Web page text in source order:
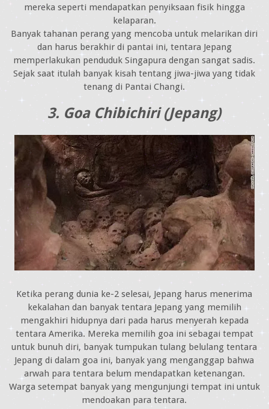
mereka seperti mendapatkan penyiksaan fisik hingga
kelaparan.
Banyak tahanan perang yang mencoba untuk melarikan diri
dan harus berakhir di pantai ini, tentara Jepang
memperlakukan penduduk Singapura dengan sangat sadis.
Sejak saat itulah banyak kisah tentang jiwa-jiwa yang tidak
tenang di Pantai Changi.
3. Goa Chibichiri (Jepang)
Ketika perang dunia ke-2 selesai, Jepang harus menerima
kekalahan dan banyak tentara Jepang yang memilih
mengakhiri hidupnya dari pada harus menyerah kepada
tentara Amerika. Mereka memilih goa ini sebagai tempat
untuk bunuh diri, banyak tumpukan tulang belulang tentara
Jepang di dalam goa ini, banyak yang menganggap bahwa
arwah para tentara belum mendapatkan ketenangan.
Warga setempat banyak yang mengunjungi tempat ini untuk
mendoakan para tentara.